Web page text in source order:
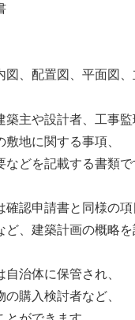
図、配置図、平面図、
主や設計者、工事監
地に関する事項、
どを記載する書類で
認申請書と同様の項
ど、建築計画の概略
治体に保管され、
購入検討者など、